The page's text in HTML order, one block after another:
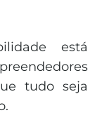
está
tudo seja